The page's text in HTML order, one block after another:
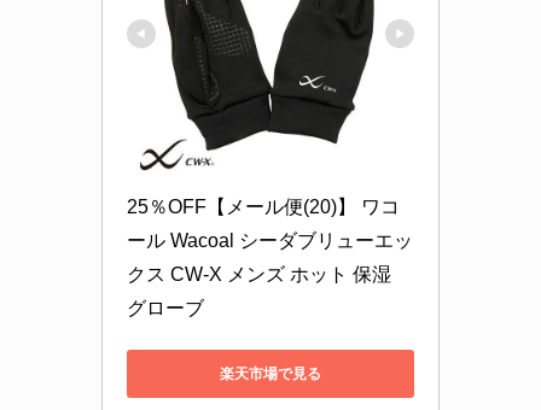
25％OFF【メール便(20)】 ワコ
ール Wacoal シーダブリューエッ
クス CW-X メンズ ホット 保湿
グローブ
楽天市場で見る